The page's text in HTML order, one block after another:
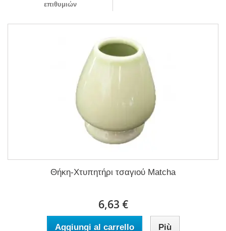
επιθυμιών
Θήκη-Χτυπητήρι τσαγιού Matcha
6,63 €
Aggiungi al carrello Più